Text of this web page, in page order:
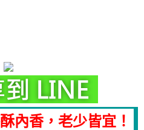
內香，老少皆宜！